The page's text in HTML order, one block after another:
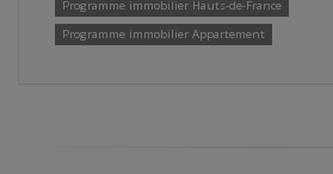
Programme immobilier Hauts-de-France
Programme immobilier Appartement